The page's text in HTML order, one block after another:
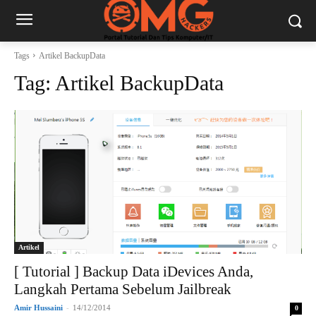
Tags Artikel BackupData
Tag: Artikel BackupData
Artikel
[ Tutorial ] Backup Data iDevices Anda,
Langkah Pertama Sebelum Jailbreak
Amir Hussaini - 14/12/2014 0